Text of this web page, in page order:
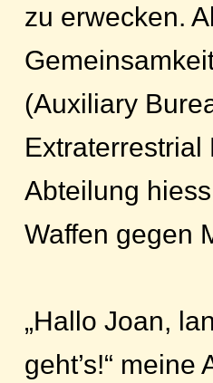
zu erwecken.
(Auxiliary
Extraterrestrial
Abteilung
Waffen gegen
„Hallo Joan,
geht’s!“